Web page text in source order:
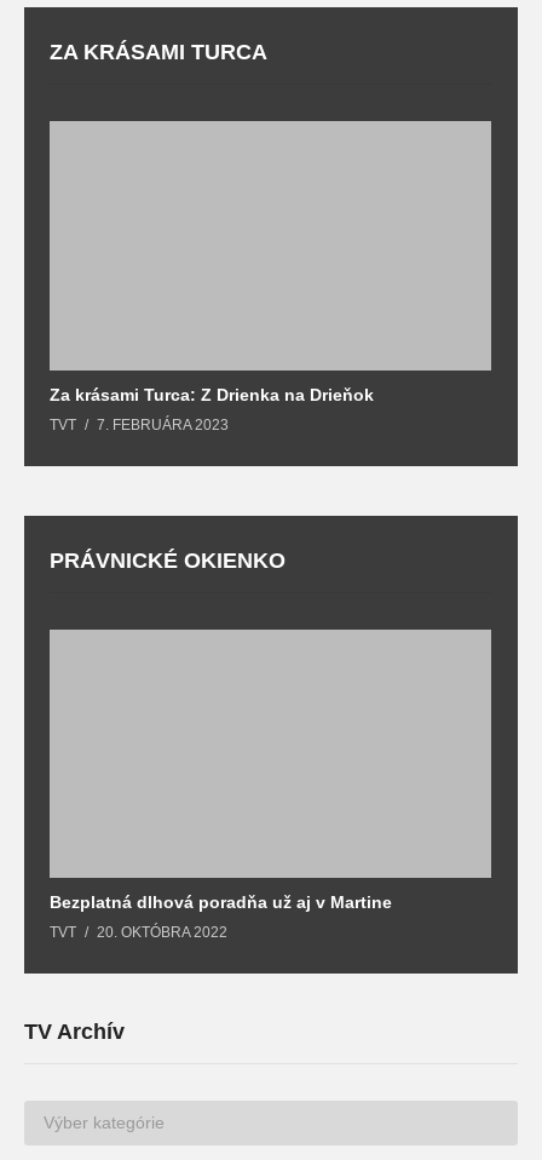
ZA KRÁSAMI TURCA
Za krásami Turca: Z Drienka na Drieňok
TVT 7. FEBRUÁRA 2023
PRÁVNICKÉ OKIENKO
Bezplatná dlhová poradňa už aj v Martine
TVT 20. OKTÓBRA 2022
TV Archív
TV
Archív